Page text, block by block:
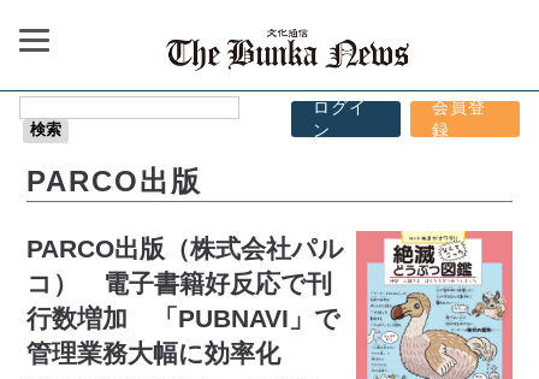
ログイ
ン
会員登
録
PARCO出版
PARCO出版（株式会社パル
コ） 電子書籍好反応で刊
行数増加 「PUBNAVI」で
管理業務大幅に効率化